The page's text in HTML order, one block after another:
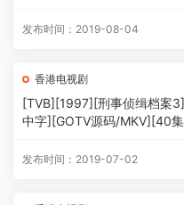
发布时间：2019-08-04
香港电视剧
[TVB][1997][刑事侦缉档案
中字][GOTV源码/MKV][40
发布时间：2019-07-02